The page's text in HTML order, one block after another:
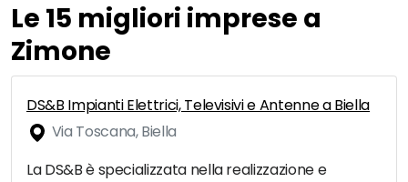
Le 15 migliori imprese a
Zimone
DS&B Impianti Elettrici, Televisivi e Antenne a Biella
Via Toscana, Biella
La DS&B è specializzata nella realizzazione e